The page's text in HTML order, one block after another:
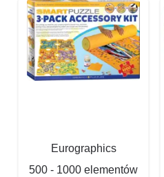
Eurographics
500 - 1000 elementów